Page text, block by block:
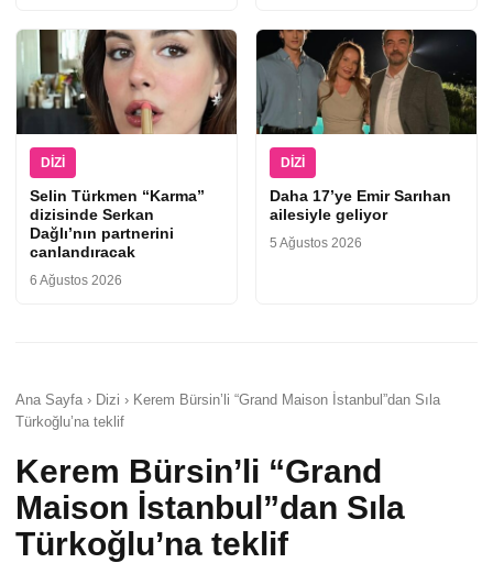
DIZI
Selin Türkmen “Karma”
dizisinde Serkan
Dağlı’nın partnerini
canlandıracak
6 Ağustos 2026
DIZI
Daha 17’ye Emir Sarıhan
ailesiyle geliyor
5 Ağustos 2026
Ana Sayfa › Dizi › Kerem Bürsin’li “Grand Maison İstanbul”dan Sıla
Türkoğlu’na teklif
Kerem Bürsin’li “Grand
Maison İstanbul”dan Sıla
Türkoğlu’na teklif